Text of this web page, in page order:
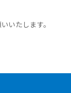
いたします。